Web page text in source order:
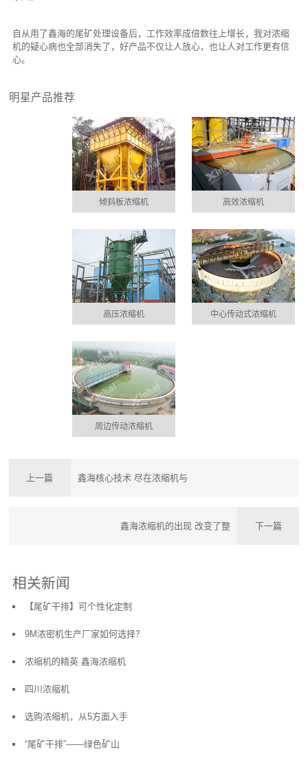
自从用了鑫海的尾矿处理设备后，工作效率成倍数往上增长，我对浓缩
机的疑心病也全部消失了，好产品不仅让人放心，也让人对工作更有信
心。
明星产品推荐
倾斜板浓缩机 高效浓缩机
高压浓缩机 中心传动式浓缩机
周边传动浓缩机
上一篇 鑫海核心技术 尽在浓缩机与
鑫海浓缩机的出现 改变了整 下一篇
相关新闻
【尾矿干排】可个性化定制
9M浓密机生产厂家如何选择？
浓缩机的精英 鑫海浓缩机
四川浓缩机
选购浓缩机，从5方面入手
“尾矿干排”——绿色矿山